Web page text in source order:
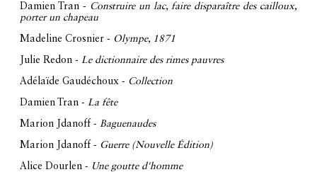
Damien Tran - Construire un lac, faire disparaître des cailloux,
porter un chapeau
Madeline Crosnier - Olympe, 1871
Julie Redon - Le dictionnaire des rimes pauvres
Adélaïde Gaudéchoux - Collection
Damien Tran - La fête
Marion Jdanoff - Baguenaudes
Marion Jdanoff - Guerre (Nouvelle Édition)
Alice Dourlen - Une goutte d'homme